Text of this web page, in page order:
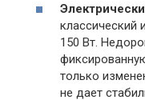
классический
150 Вт.
только
не дает